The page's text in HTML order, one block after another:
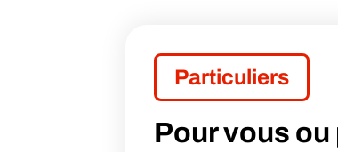
Particuliers
Pour vous ou